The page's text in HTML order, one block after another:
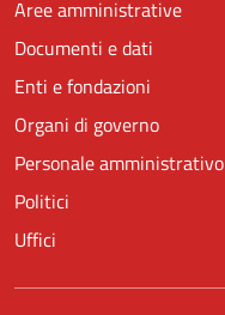
Aree amministrative
Documenti e dati
Enti e fondazioni
Organi di governo
Personale amministrativo
Politici
Uffici